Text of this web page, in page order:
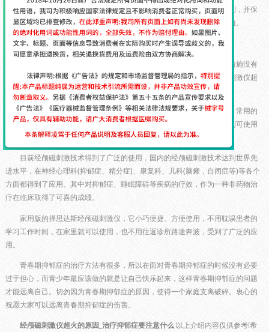
防止复发的方式之一就是防患于未然。严格遵循医生制订的治疗计划，并保
持良好的生活习惯，并且对复发讯号保持警觉。这也是抑郁症的注意事项。
二、得抑郁症要怎么办?经颅磁刺激治疗抑郁症
重复经颅磁刺激治疗是抑郁症的一种物理治疗手段。因为这一治疗措施没有
创伤性，在临床上逐渐被推广，主要适用于轻中度的抑郁发作。经颅磁刺激仪超
火的原因_治疗抑郁症要注意什么
物理治疗法对于有严重自杀倾向且药物治疗无效的重度抑郁症病人。常用的
手段是改良电抽搐，同时需要药物配合。而对于轻中度的抑郁症患者，则可使用
重复经颅磁刺激，这是一种新的物理治疗法。
目前经颅磁刺激技术得到了广泛的使用，国内的经颅磁刺激技术达到世界先
进水平，在神经心理科(抑郁症、精分症)、康复科、儿科(脑瘫，自闭症等)等各个
方面都得到了应用。其中对抑郁症、睡眠障碍等疾病的疗效，作为一种非药物治
疗在临床取得了可喜的成绩。
家用版的择思达斯经颅磁刺激仪，它小巧便捷、方便使用，不用耽误患者的
学习工作时间，在家里就可以使用，也不用往返诊所路途奔波，受到了广泛的应
用。
青春期抑郁症的治疗方法有很多，所以在面对青春期抑郁症的时候没有必要
过于担心，而青少年最应该做的就是让自己快乐起来，这样青春期抑郁症的问题
才能远离自己。切勿因为青春期抑郁症的原因，使得一个家庭支离破碎。衷心的
祝愿大家可以远离青春期抑郁症的伤害。
经颅磁刺激仪超火的原因_治疗抑郁症要注意什么 以上介绍内容仅供参考!希